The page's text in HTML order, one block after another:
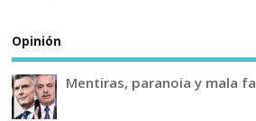
Opinión
Mentiras, paranoia y mala